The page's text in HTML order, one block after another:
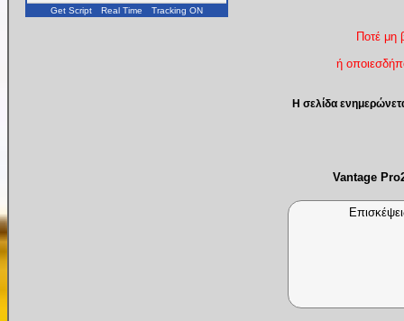
Get Script Real Time Tracking ON
Ποτέ μη
ή
Η σελίδα
Vantage